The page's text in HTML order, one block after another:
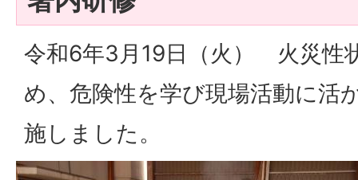
令和6年3月19日（火） 火災性
め、危険性を学び現場活動に活
施しました。